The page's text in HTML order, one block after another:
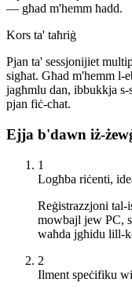
— għad m'hemm ħadd.
Kors ta' taħriġ
Pjan ta' sessjonijiet
sigħat. Għad m'hemm
jagħmlu dan, ibbukkja
pjan fiċ-chat.
Ejja b'dawn iż-
1
Logħba riċenti,
Reġistrazzjoni
mowbajl jew PC,
waħda jgħidu lill-
2
Ilment speċifiku